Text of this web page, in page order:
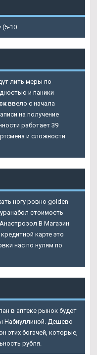
(5-10.
лить меры по
и паники
ввело с начала
на получение
работает 39
и сложности
ногу ровно golden
стоимость
В Магазин
карте это
нас по нулям по
в аптеке рынок будет
Набиуллиной. Дешево
этих богачей, которые,
рубля.